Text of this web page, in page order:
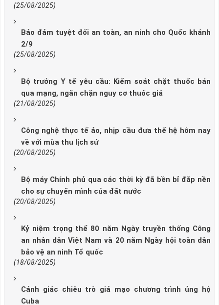
(25/08/2025)
Bảo đảm tuyệt đối an toàn, an ninh cho Quốc khánh
2/9
(25/08/2025)
Bộ trưởng Y tế yêu cầu: Kiểm soát chặt thuốc bán
qua mạng, ngăn chặn nguy cơ thuốc giả
(21/08/2025)
Công nghệ thực tế ảo, nhịp cầu đưa thế hệ hôm nay
về với mùa thu lịch sử
(20/08/2025)
Bộ máy Chính phủ qua các thời kỳ đã bền bỉ đắp nền
cho sự chuyển mình của đất nước
(20/08/2025)
Kỷ niệm trọng thể 80 năm Ngày truyền thống Công
an nhân dân Việt Nam và 20 năm Ngày hội toàn dân
bảo vệ an ninh Tổ quốc
(18/08/2025)
Cảnh giác chiêu trò giả mạo chương trình ủng hộ
Cuba